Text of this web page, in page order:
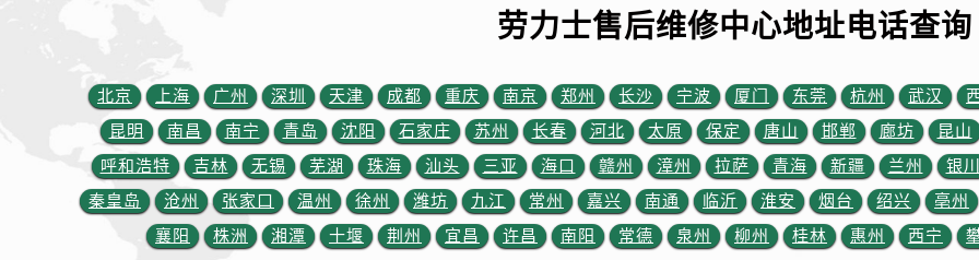
辽宁省沈阳市沈河区中街路137号亨得利名表维修授权店1楼劳力士售后服务中心（需提前预约）
北京市朝阳区建国门外大街甲6号华熙国际中心D座11层1102室劳力士售后服务中心（需提前预约）
北京市东城区东长安街1号王府井东方广场W3座6层602室劳力士售后服务中心（需提前预约）
河北省保定市竞秀区朝阳北大街北国先天下劳力士售后服务中心（需提前预约）
内蒙古自治区阿拉善盟市左旗土尔扈特大街劳力士售后服务中心（需提前预约）
内蒙古自治区巴彦淖尔市临河区新华街劳力士售后服务中心（需提前预约）
内蒙古自治区包头市青山区幸福路甲3号王府井百货名表维修劳力士售后服务中心（需提前预约）
劳力士售后维修中心地址电话查询
北京 上海 广州 深圳 天津 成都 重庆 南京 郑州 长沙 宁波 厦门 东莞 杭州 武汉
昆明
南昌 南宁 青岛 沈阳 石家庄 苏州 长春 河北 太原 保定 唐山 邯郸 廊坊 昆山
呼和浩特
吉林 无锡 芜湖 珠海 汕头 三亚 海口 赣州 漳州 拉萨 青海 新疆 兰州 银川
秦皇岛
沧州 张家口 温州 徐州 潍坊 九江 常州 嘉兴 南通 临沂 淮安 烟台 绍兴 亳州
襄阳
株洲 湘潭 十堰 荆州 宜昌 许昌 南阳 常德 泉州 柳州 桂林 惠州 西宁